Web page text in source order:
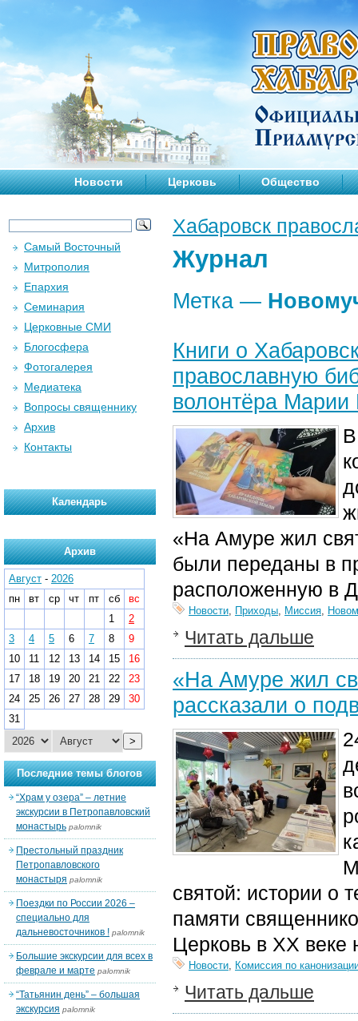
Новости Церковь Общество
Хабаровск
Журнал
Метка —
Книги о
православную
волонтёра Марии
«На Амуре жил
были переданы в
расположенную в
Новости, Приходы, Миссия,
Читать дальше
«На Амуре жил
рассказали о
святой: истории о
памяти
Церковь в XX веке
Новости, Комиссия по
Читать дальше
Самый Восточный
Митрополия
Епархия
Семинария
Церковные СМИ
Блогосфера
Фотогалерея
Медиатека
Вопросы священнику
Архив
Контакты
Календарь
Архив
Август - 2026
пн
вт ср чт пт сб
вс
1
2
3
4 5 6 7 8
9
10
11 12 13 14 15
16
17
18 19 20 21 22
23
24
25 26 27 28 29
30
31
>
Последние темы блогов
“Храм у озера” – летние
экскурсии в Петропавловский
монастырь palomnik
Престольный праздник
Петропавловского
монастыря palomnik
Поездки по России 2026 –
специально для
дальневосточников ! palomnik
Большие экскурсии для всех в
феврале и марте palomnik
“Татьянин день” – большая
экскурсия palomnik